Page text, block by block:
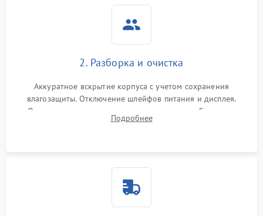
2. Разборка и очистка
Аккуратное вскрытие корпуса с учетом сохранения
влагозащиты. Отключение шлейфов питания и дисплея.
Очистка внутренних плат от окислов и пыли. Бережная
обработка германиевого объектива специализированными
Подробнее